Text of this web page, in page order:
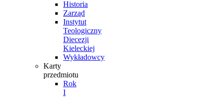
Historia
Zarząd
Instytut
Teologiczny
Diecezji
Kieleckiej
Wykładowcy
Karty
przedmiotu
Rok
I